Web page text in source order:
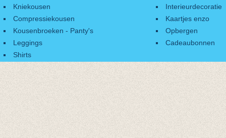
Kniekousen
Compressiekousen
Kousenbroeken - Panty's
Leggings
Shirts
Interieurdecoratie
Kaartjes enzo
Opbergen
Cadeaubonnen